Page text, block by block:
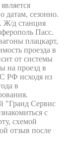
датам, сезонно.
Ж/д станция
Пасс.
плацкарт,
проезда в
от системы
на проезд в
РФ исходя из
в
"Гранд Сервис
с
схемой
отзыв после